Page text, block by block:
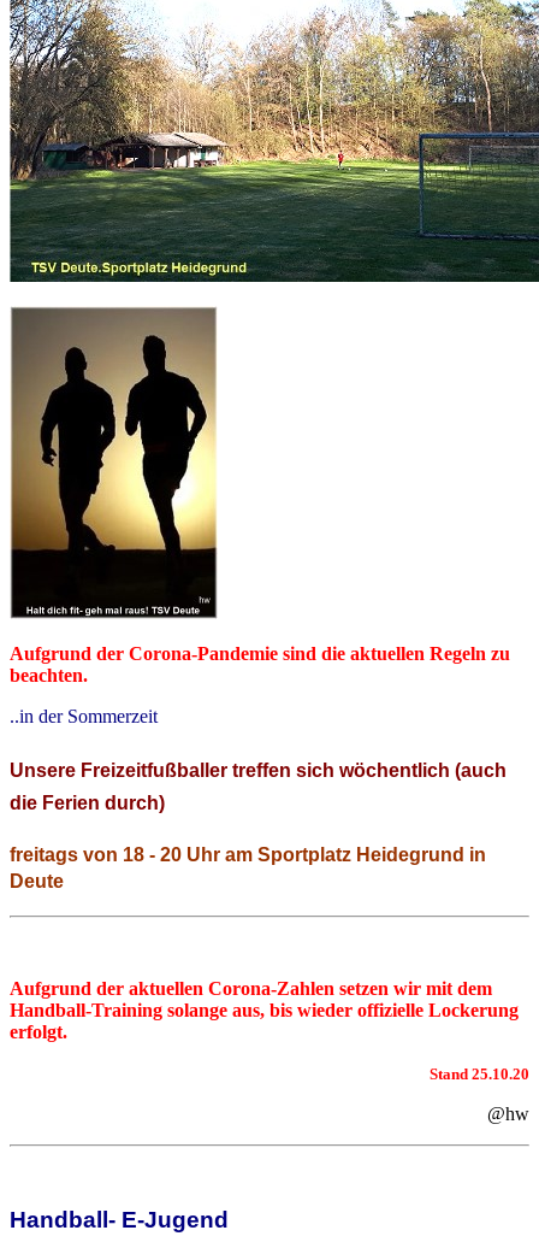
Aufgrund der Corona-Pandemie sind die aktuellen Regeln zu
beachten.
..in der Sommerzeit
Unsere Freizeitfußballer treffen sich wöchentlich (auch
die Ferien durch)
freitags von 18 - 20 Uhr am Sportplatz Heidegrund in
Deute
Aufgrund der aktuellen Corona-Zahlen setzen wir mit dem
Handball-Training solange aus, bis wieder offizielle Lockerung
erfolgt.
Stand 25.10.20
@hw
Handball- E-Jugend